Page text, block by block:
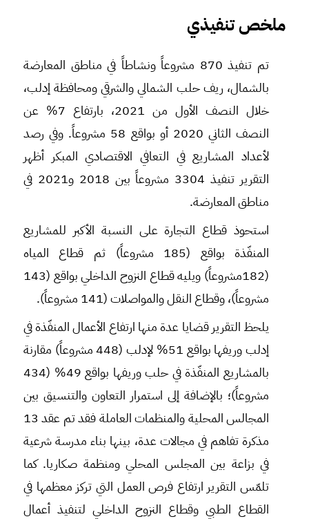
ملخص تنفيذي
تم تنفيذ 870 مشروعاً ونشاطاً في مناطق المعارضة
بالشمال، ريف حلب الشمالي والشرقي ومحافظة إدلب،
خلال النصف الأول من 2021، بارتفاع 7% عن
النصف الثاني 2020 أو بواقع 58 مشروعاً. وفي رصد
لأعداد المشاريع في التعافي الاقتصادي المبكر أظهر
التقرير تنفيذ 3304 مشروعاً بين 2018 و2021 في
مناطق المعارضة.
استحوذ قطاع التجارة على النسبة الأكبر للمشاريع
المنفّذة بواقع (185 مشروعاً) ثم قطاع المياه
(182مشروعاً) ويليه قطاع النزوح الداخلي بواقع (143
مشروعاً)، وقطاع النقل والمواصلات (141 مشروعاً).
يلحظ التقرير قضايا عدة منها ارتفاع الأعمال المنفّذة في
إدلب وريفها بواقع 51% لإدلب (448 مشروعاً) مقارنة
بالمشاريع المنفّذة في حلب وريفها بواقع 49% (434
مشروعاً)؛ بالإضافة إلى استمرار التعاون والتنسيق بين
المجالس المحلية والمنظمات العاملة فقد تم عقد 13
مذكرة تفاهم في مجالات عدة، بينها بناء مدرسة شرعية
في بزاعة بين المجلس المحلي ومنظمة صكاريا. كما
تلمّس التقرير ارتفاع فرص العمل التي تركز معظمها في
القطاع الطبي وقطاع النزوح الداخلي لتنفيذ أعمال